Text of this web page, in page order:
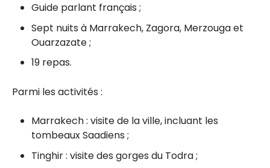
Guide parlant français ;
Sept nuits à Marrakech, Zagora, Merzouga et
Ouarzazate ;
19 repas.
Parmi les activités :
Marrakech : visite de la ville, incluant les
tombeaux Saadiens ;
Tinghir : visite des gorges du Todra ;